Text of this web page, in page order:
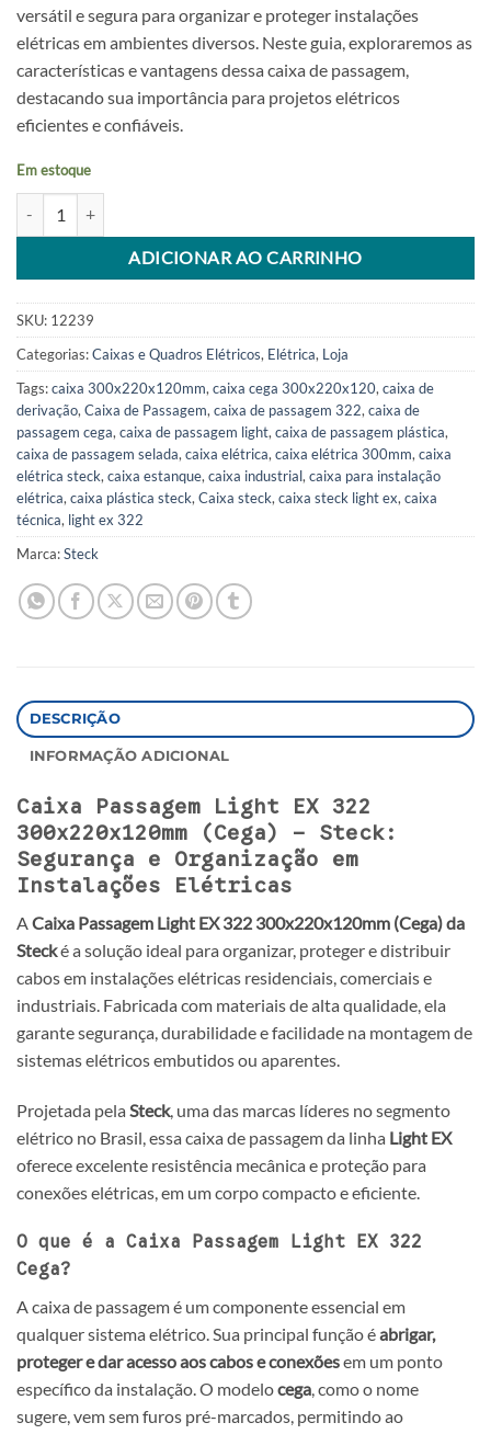
versátil e segura para organizar e proteger instalações
elétricas em ambientes diversos. Neste guia, exploraremos as
características e vantagens dessa caixa de passagem,
destacando sua importância para projetos elétricos
eficientes e confiáveis.
Em estoque
ADICIONAR AO CARRINHO
Alternative:
SKU: 12239
Categorias:Caixas e Quadros Elétricos, Elétrica, Loja
Tags:caixa 300x220x120mm, caixa cega 300x220x120, caixa de
derivação, Caixa de Passagem, caixa de passagem 322, caixa de
passagem cega, caixa de passagem light, caixa de passagem plástica,
caixa de passagem selada, caixa elétrica, caixa elétrica 300mm, caixa
elétrica steck, caixa estanque, caixa industrial, caixa para instalação
elétrica, caixa plástica steck, Caixa steck, caixa steck light ex, caixa
técnica, light ex 322
Marca:Steck
DESCRIÇÃO
INFORMAÇÃO ADICIONAL
Caixa Passagem Light EX 322
300x220x120mm (Cega) – Steck:
Segurança e Organização em
Instalações Elétricas
ACaixa Passagem Light EX 322 300x220x120mm (Cega) da
Stecké a solução ideal para organizar, proteger e distribuir
cabos em instalações elétricas residenciais, comerciais e
industriais. Fabricada com materiais de alta qualidade, ela
garante segurança, durabilidade e facilidade na montagem de
sistemas elétricos embutidos ou aparentes.
Projetada pela Steck, uma das marcas líderes no segmento
elétrico no Brasil, essa caixa de passagem da linha Light EX
oferece excelente resistência mecânica e proteção para
conexões elétricas, em um corpo compacto e eficiente.
O que é a Caixa Passagem Light EX 322
Cega?
A caixa de passagem é um componente essencial em
qualquer sistema elétrico. Sua principal função éabrigar,
proteger e dar acesso aos cabos e conexõesem um ponto
específico da instalação. O modelocega , como o nome
sugere, vem sem furos pré-marcados, permitindo ao